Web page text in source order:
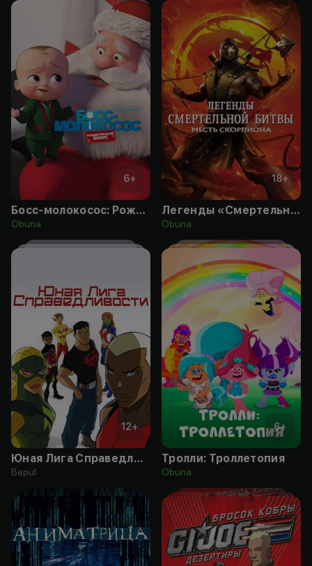
6+
Босс-молокосос: Рождественский бонус
Obuna
18+
Легенды «Смертельной битвы»: Месть Скорпиона
Obuna
12+
Юная Лига Справедливости
Bepul
6+
Тролли: Троллетопия
Obuna